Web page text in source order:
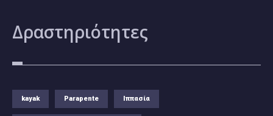
Δραστηριότητες
kayak Parapente Ιππασία